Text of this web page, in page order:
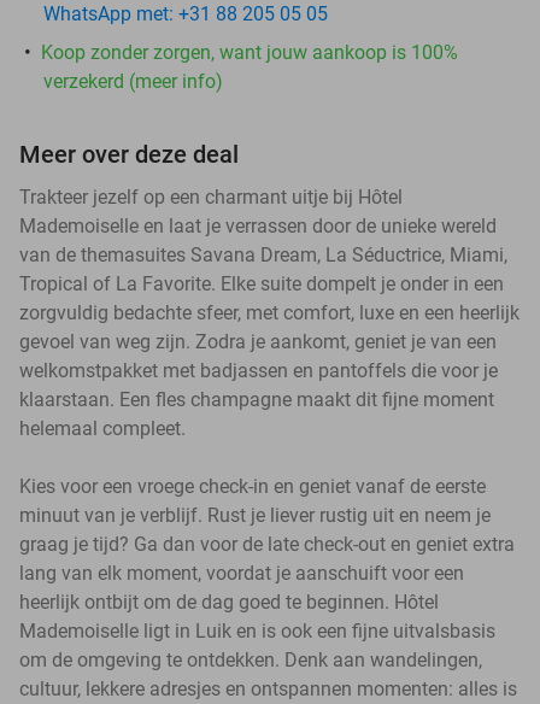
WhatsApp met: +31 88 205 05 05
Koop zonder zorgen, want jouw aankoop is 100%
verzekerd (meer info)
Meer over deze deal
Trakteer jezelf op een charmant uitje bij Hôtel
Mademoiselle en laat je verrassen door de unieke wereld
van de themasuites Savana Dream, La Séductrice, Miami,
Tropical of La Favorite. Elke suite dompelt je onder in een
zorgvuldig bedachte sfeer, met comfort, luxe en een heerlijk
gevoel van weg zijn. Zodra je aankomt, geniet je van een
welkomstpakket met badjassen en pantoffels die voor je
klaarstaan. Een fles champagne maakt dit fijne moment
helemaal compleet.
Kies voor een vroege check-in en geniet vanaf de eerste
minuut van je verblijf. Rust je liever rustig uit en neem je
graag je tijd? Ga dan voor de late check-out en geniet extra
lang van elk moment, voordat je aanschuift voor een
heerlijk ontbijt om de dag goed te beginnen. Hôtel
Mademoiselle ligt in Luik en is ook een fijne uitvalsbasis
om de omgeving te ontdekken. Denk aan wandelingen,
cultuur, lekkere adresjes en ontspannen momenten: alles is